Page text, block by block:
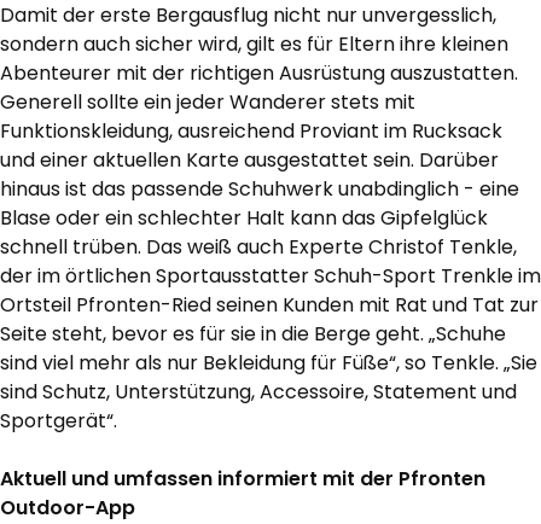
Damit der erste Bergausflug nicht nur unvergesslich,
sondern auch sicher wird, gilt es für Eltern ihre kleinen
Abenteurer mit der richtigen Ausrüstung auszustatten.
Generell sollte ein jeder Wanderer stets mit
Funktionskleidung, ausreichend Proviant im Rucksack
und einer aktuellen Karte ausgestattet sein. Darüber
hinaus ist das passende Schuhwerk unabdinglich - eine
Blase oder ein schlechter Halt kann das Gipfelglück
schnell trüben. Das weiß auch Experte Christof Tenkle,
der im örtlichen Sportausstatter Schuh-Sport Trenkle im
Ortsteil Pfronten-Ried seinen Kunden mit Rat und Tat zur
Seite steht, bevor es für sie in die Berge geht. „Schuhe
sind viel mehr als nur Bekleidung für Füße“, so Tenkle. „Sie
sind Schutz, Unterstützung, Accessoire, Statement und
Sportgerät“.
Aktuell und umfassen informiert mit der Pfronten
Outdoor-App